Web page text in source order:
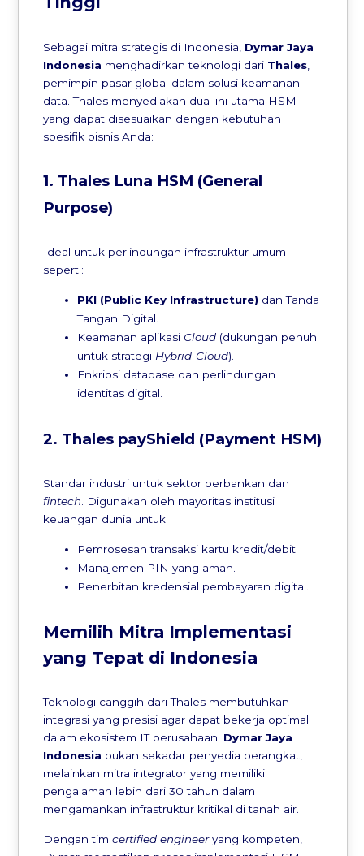
Sebagai mitra strategis di Indonesia, Dymar Jaya
Indonesia menghadirkan teknologi dari Thales
pemimpin pasar global dalam solusi keamanan
data. Thales menyediakan dua lini utama HSM
yang dapat disesuaikan dengan kebutuhan
spesifik bisnis Anda:
1. Thales Luna HSM (General
Purpose)
Ideal untuk perlindungan infrastruktur umum
seperti:
PKI (Public Key Infrastructure) dan Tanda
Tangan Digital.
Keamanan aplikasi Cloud(dukungan penuh
untuk strategi Hybrid-Cloud).
Enkripsi database dan perlindungan
identitas digital.
2. Thales payShield (Payment HSM)
Standar industri untuk sektor perbankan dan
fintech. Digunakan oleh mayoritas institusi
keuangan dunia untuk:
Pemrosesan transaksi kartu kredit/debit.
Manajemen PIN yang aman.
Penerbitan kredensial pembayaran digital.
Memilih Mitra Implementasi
yang Tepat di Indonesia
Teknologi canggih dari Thales membutuhkan
integrasi yang presisi agar dapat bekerja optimal
dalam ekosistem IT perusahaan. Dymar Jaya
Indonesia bukan sekadar penyedia perangkat,
melainkan mitra integrator yang memiliki
pengalaman lebih dari 30 tahun dalam
mengamankan infrastruktur kritikal di tanah air.
Dengan timcertified engineeryang kompeten,